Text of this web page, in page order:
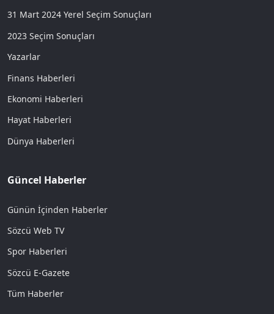
31 Mart 2024 Yerel Seçim Sonuçları
2023 Seçim Sonuçları
Yazarlar
Finans Haberleri
Ekonomi Haberleri
Hayat Haberleri
Dünya Haberleri
Güncel Haberler
Günün İçinden Haberler
Sözcü Web TV
Spor Haberleri
Sözcü E-Gazete
Tüm Haberler